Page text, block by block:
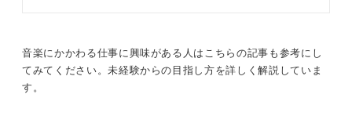
の特徴や対策方法などを解説してい
音楽にかかわる仕事に興味がある人はこちらの記事も参考にし
てみてください。未経験からの目指し方を詳しく解説していま
す。